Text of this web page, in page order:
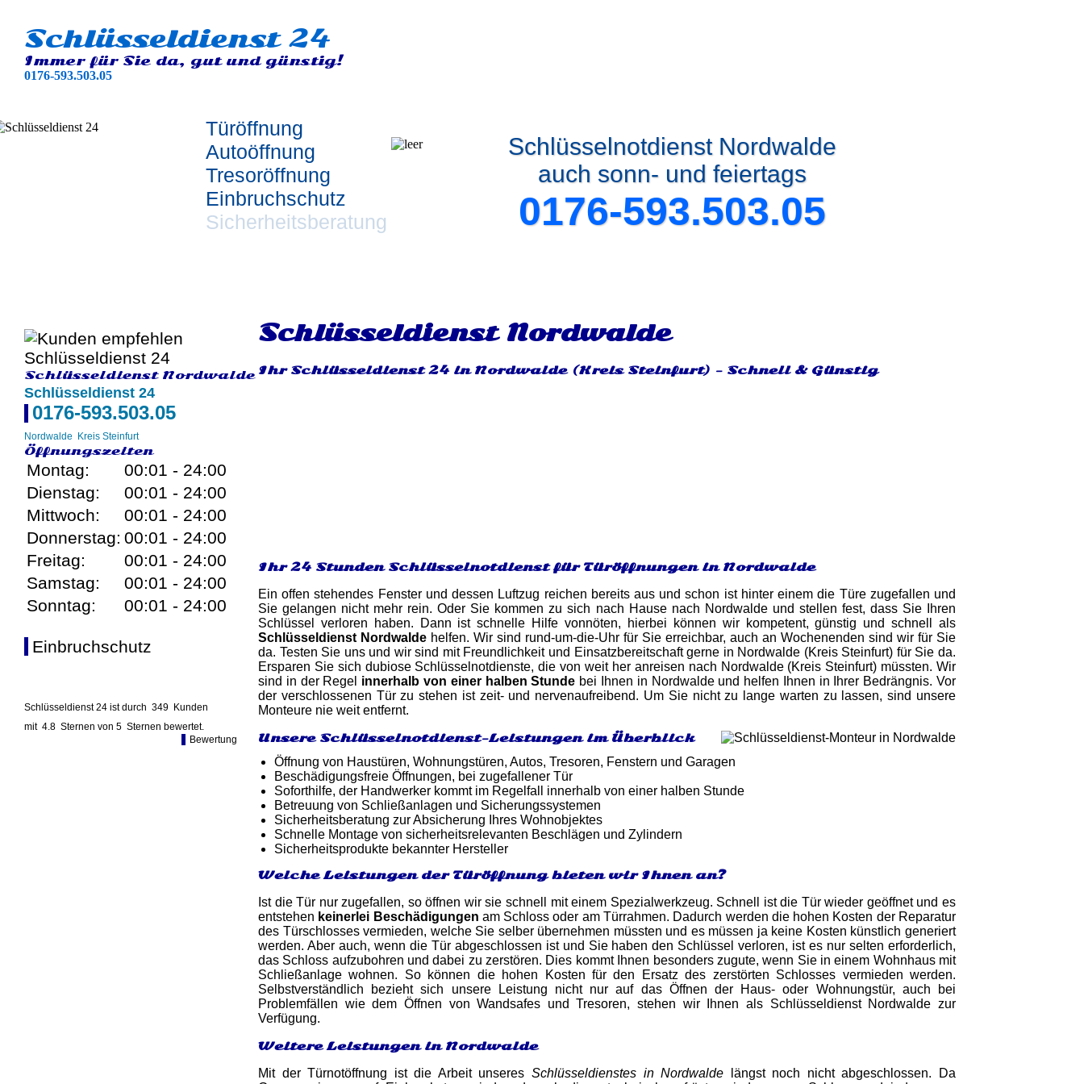
Schlüsseldienst 24
Immer für Sie da, gut und günstig!
0176-593.503.05
Türöffnung
Autoöffnung
Tresoröffnung
Einbruchschutz
Sicherheitsberatung
Schlüsselnotdienst Nordwalde
auch sonn- und feiertags
0176-593.503.05
Schlüsseldienst Nordwalde
Schlüsseldienst 24
0176-593.503.05
Nordwalde Kreis Steinfurt
Öffnungszeiten
Montag:
00:01 - 24:00
Dienstag:
00:01 - 24:00
Mittwoch:
00:01 - 24:00
Donnerstag: 00:01 - 24:00
Freitag:
00:01 - 24:00
Samstag:
00:01 - 24:00
Sonntag:
00:01 - 24:00
Einbruchschutz
Schlüsseldienst 24 ist durch 349 Kunden
mit 4.8 Sternen von 5 Sternen bewertet.
Bewertung
Schlüsseldienst Nordwalde
Ihr Schlüsseldienst 24 in Nordwalde (Kreis Steinfurt) - Schnell & Günstig
Ihr 24 Stunden Schlüsselnotdienst für Türöffnungen in Nordwalde
Ein offen stehendes Fenster und dessen Luftzug reichen bereits aus und schon ist hinter einem die Türe zugefallen und
Sie gelangen nicht mehr rein. Oder Sie kommen zu sich nach Hause nach Nordwalde und stellen fest, dass Sie Ihren
Schlüssel verloren haben. Dann ist schnelle Hilfe vonnöten, hierbei können wir kompetent, günstig und schnell als
Schlüsseldienst Nordwalde helfen. Wir sind rund-um-die-Uhr für Sie erreichbar, auch an Wochenenden sind wir für Sie
da. Testen Sie uns und wir sind mit Freundlichkeit und Einsatzbereitschaft gerne in Nordwalde (Kreis Steinfurt) für Sie da.
Ersparen Sie sich dubiose Schlüsselnotdienste, die von weit her anreisen nach Nordwalde (Kreis Steinfurt) müssten. Wir
sind in der Regel innerhalb von einer halben Stunde bei Ihnen in Nordwalde und helfen Ihnen in Ihrer Bedrängnis. Vor
der verschlossenen Tür zu stehen ist zeit- und nervenaufreibend. Um Sie nicht zu lange warten zu lassen, sind unsere
Monteure nie weit entfernt.
Unsere Schlüsselnotdienst-Leistungen im Überblick
Öffnung von Haustüren, Wohnungstüren, Autos, Tresoren, Fenstern und Garagen
Beschädigungsfreie Öffnungen, bei zugefallener Tür
Soforthilfe, der Handwerker kommt im Regelfall innerhalb von einer halben Stunde
Betreuung von Schließanlagen und Sicherungssystemen
Sicherheitsberatung zur Absicherung Ihres Wohnobjektes
Schnelle Montage von sicherheitsrelevanten Beschlägen und Zylindern
Sicherheitsprodukte bekannter Hersteller
Welche Leistungen der Türöffnung bieten wir Ihnen an?
Ist die Tür nur zugefallen, so öffnen wir sie schnell mit einem Spezialwerkzeug. Schnell ist die Tür wieder geöffnet und es
entstehen keinerlei Beschädigungen am Schloss oder am Türrahmen. Dadurch werden die hohen Kosten der Reparatur
des Türschlosses vermieden, welche Sie selber übernehmen müssten und es müssen ja keine Kosten künstlich generiert
werden. Aber auch, wenn die Tür abgeschlossen ist und Sie haben den Schlüssel verloren, ist es nur selten erforderlich,
das Schloss aufzubohren und dabei zu zerstören. Dies kommt Ihnen besonders zugute, wenn Sie in einem Wohnhaus mit
Schließanlage wohnen. So können die hohen Kosten für den Ersatz des zerstörten Schlosses vermieden werden.
Selbstverständlich bezieht sich unsere Leistung nicht nur auf das Öffnen der Haus- oder Wohnungstür, auch bei
Problemfällen wie dem Öffnen von Wandsafes und Tresoren, stehen wir Ihnen als Schlüsseldienst Nordwalde zur
Verfügung.
Weitere Leistungen in Nordwalde
Mit der Türnotöffnung ist die Arbeit unseres Schlüsseldienstes in Nordwalde längst noch nicht abgeschlossen. Da